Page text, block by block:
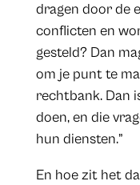
dragen door de
conflicten en
gesteld? Dan
om je punt te
rechtbank. Dan
doen, en die
hun diensten.”
En hoe zit het